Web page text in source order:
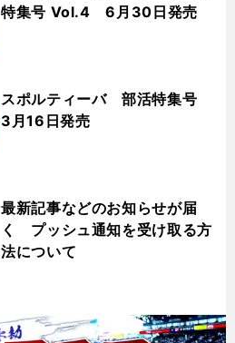
特集号 Vol.4 6月30日発売
スポルティーバ 部活特集号
3月16日発売
最新記事などのお知らせが届
く プッシュ通知を受け取る方
法について